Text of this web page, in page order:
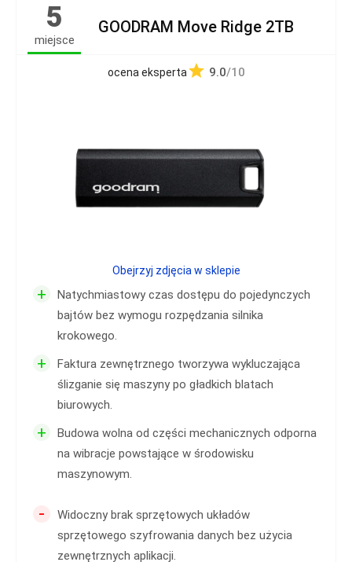
5
miejsce
GOODRAM Move Ridge 2TB
ocena eksperta 9.0/10
+
Natychmiastowy czas dostępu do pojedynczych
bajtów bez wymogu rozpędzania silnika
krokowego.
+
Faktura zewnętrznego tworzywa wykluczająca
ślizganie się maszyny po gładkich blatach
biurowych.
+
Budowa wolna od części mechanicznych odporna
na wibracje powstające w środowisku
maszynowym.
-
Widoczny brak sprzętowych układów
sprzętowego szyfrowania danych bez użycia
zewnętrznych aplikacji.
Obejrzyj zdjęcia w sklepie